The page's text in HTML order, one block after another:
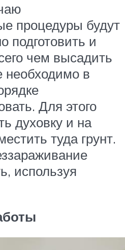
процедуры будут
подготовить и
чем высадить
необходимо в
Для этого
духовку и на
туда грунт.
используя